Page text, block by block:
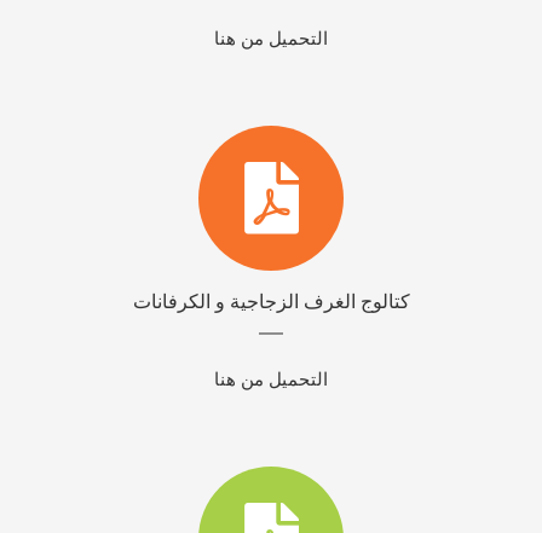
التحميل من هنا
كتالوج الغرف الزجاجية و الكرفانات
التحميل من هنا